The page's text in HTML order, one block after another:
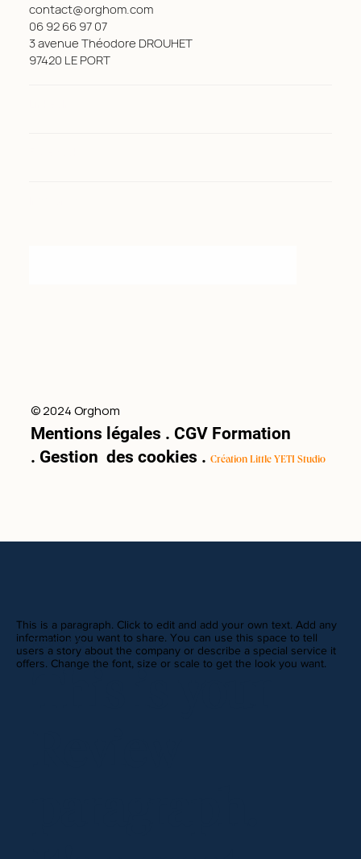
contact@orghom.com
06 92 66 97 07
3 avenue Théodore DROUHET
97420 LE PORT
© 2024 Orghom
Mentions légales .CGV Formation
. Gestion des cookies .Création Little YETI Studio
This is a paragraph. Click to edit and add your own text. Add any
information you want to share. You can use this space to tell
users a story about the company or describe a special service it
offers. Change the font, size or scale to get the look you want.
REVIEWS